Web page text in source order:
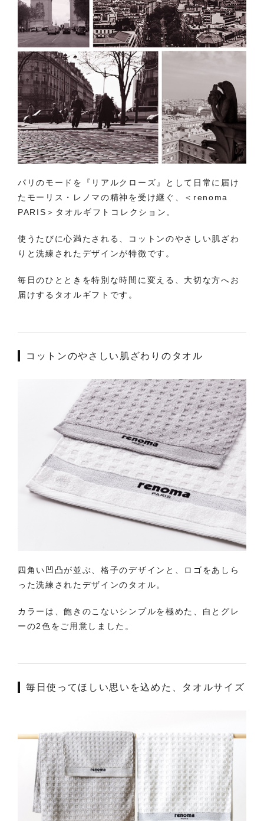
パリのモードを『リアルクローズ』として日常に届け
たモーリス・レノマの精神を受け継ぐ、＜renoma
PARIS＞タオルギフトコレクション。
使うたびに心満たされる、コットンのやさしい肌ざわ
りと洗練されたデザインが特徴です。
毎日のひとときを特別な時間に変える、大切な方へお
届けするタオルギフトです。
コットンのやさしい肌ざわりのタオル
四角い凹凸が並ぶ、格子のデザインと、ロゴをあしら
った洗練されたデザインのタオル。
カラーは、飽きのこないシンプルを極めた、白とグレ
ーの2色をご用意しました。
毎日使ってほしい思いを込めた、タオルサイズ